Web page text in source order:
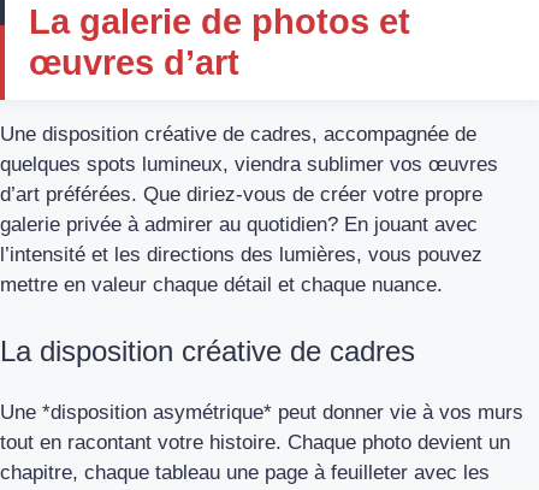
La galerie de photos et
œuvres d’art
Une disposition créative de cadres, accompagnée de
quelques spots lumineux, viendra sublimer vos œuvres
d’art préférées. Que diriez-vous de créer votre propre
galerie privée à admirer au quotidien? En jouant avec
l’intensité et les directions des lumières, vous pouvez
mettre en valeur chaque détail et chaque nuance.
La disposition créative de cadres
Une *disposition asymétrique* peut donner vie à vos murs
tout en racontant votre histoire. Chaque photo devient un
chapitre, chaque tableau une page à feuilleter avec les